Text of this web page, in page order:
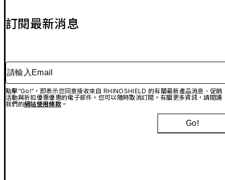
訂閱最新消息
請輸入Email
點擊“Go!”，即表示您同意接收來自 RHINOSHIELD 的有關最新產品消息、促銷
活動與折扣優惠優惠的電子郵件。您可以隨時取消訂閱。有關更多資訊，請閱讀
我們的網站使用條款。
Go!